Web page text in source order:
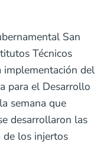
San
Técnicos
implementación del
para el Desarrollo
semana que
desarrollaron las
de los injertos